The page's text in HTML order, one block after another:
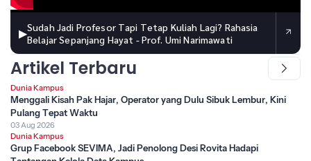
▶Sudah Jadi Profesor Tapi Tetap Kuliah Lagi? Rahasia
Belajar Sepanjang Hayat - Prof. Umi Narimawati
Artikel Terbaru
Dunia Kampus
Menggali Kisah Pak Hajar, Operator yang Dulu Sibuk Lembur, Kini
Pulang Tepat Waktu
03 Aug 2026
Dunia Kampus
Grup Facebook SEVIMA, Jadi Penolong Desi Rovita Hadapi